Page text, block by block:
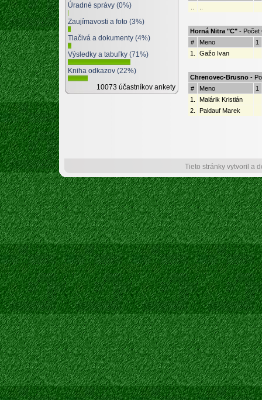
Úradné správy (0%)
Zaujímavosti a foto (3%)
Tlačivá a dokumenty (4%)
Výsledky a tabuľky (71%)
Kniha odkazov (22%)
10073 účastníkov ankety
Horná Nitra "C"- Počet
#
Meno
1
1.
Gažo Ivan
Chrenovec-Brusno-
#
Meno
1
1.
Malárik Kristián
2.
Paldauf Marek
Tieto stránky vytvoril a